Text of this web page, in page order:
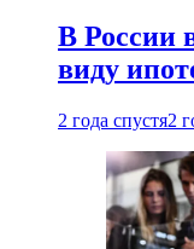
В России
виду
2 года спустя2